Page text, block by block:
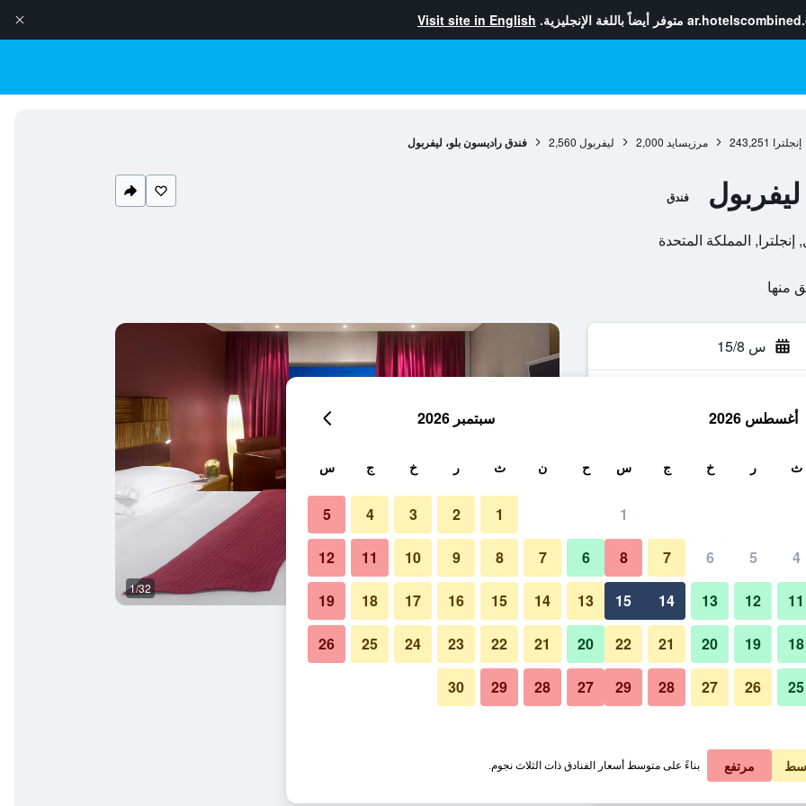
متوفر أيضاً باللغة الإنجليزية. Visit site in English
إنجلترا 243,251 مرزيسايد 2,000 ليفربول 2,560 فندق راديسون بلو، ليفربول
فندق
س 15/8
في الليلة
﷼ عرض الصفقة
﷼ عرض الصفقة
غرفة نوم 1/32
صور لـ فندق راديسون بلو، ليفربول
أغسطس 2026
ث ر خ ج س
1
4
5
6
7
8
11
12
13
14
15
18
19
20
21
22
25
26
27
28
29
سبتمبر 2026
ح ن ث ر خ ج س
1
2
3
4
5
6
7
8
9
10
11
12
13
14
15
16
17
18
19
20
21
22
23
24
25
26
27
28
29
30
مرتفع بناءً على متوسط أسعار الفنادق ذات الثلاث نجوم.